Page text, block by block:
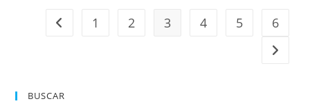
estilo
Ir a la página anterior
1 2 3 4 5 6
Ir a la
BUSCAR